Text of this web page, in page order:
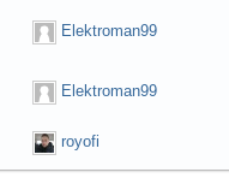
Elektroman99
Elektroman99
royofi